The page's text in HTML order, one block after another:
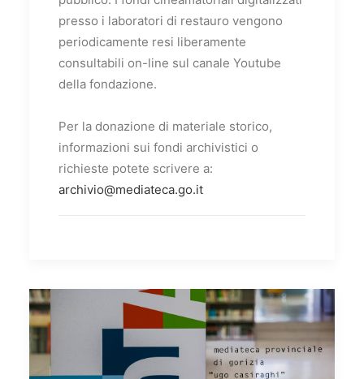
presso i laboratori di restauro vengono
periodicamente resi liberamente
consultabili on-line sul canale Youtube
della fondazione.
Per la donazione di materiale storico,
informazioni sui fondi archivistici o
richieste potete scrivere a:
archivio@mediateca.go.it